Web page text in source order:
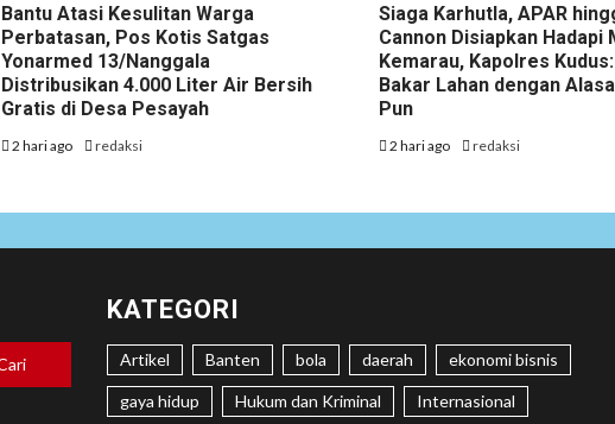
Bantu Atasi Kesulitan Warga
Perbatasan, Pos Kotis Satgas
Yonarmed 13/Nanggala
Distribusikan 4.000 Liter Air Bersih
Gratis di Desa Pesayah
2 hari ago redaksi
Siaga Karhutla, APAR
Cannon Disiapkan Hadapi
Kemarau, Kapolres
Bakar Lahan dengan
Pun
2 hari ago redaksi
KATEGORI
Artikel Banten bola daerah ekonomi bisnis
gaya hidup Hukum dan Kriminal Internasional